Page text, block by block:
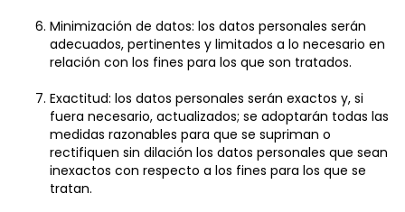
Minimización de datos: los datos personales serán
adecuados, pertinentes y limitados a lo necesario en
relación con los fines para los que son tratados.
Exactitud: los datos personales serán exactos y, si
fuera necesario, actualizados; se adoptarán todas las
medidas razonables para que se supriman o
rectifiquen sin dilación los datos personales que sean
inexactos con respecto a los fines para los que se
tratan.